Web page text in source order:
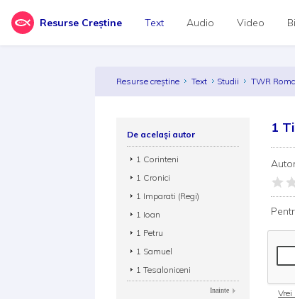
Resurse Creștine Text Audio Video
Resurse creștine Text Studii TWR
1
Vrei
De același autor
1 Corinteni
1 Cronici
1 Imparati (Regi)
1 Ioan
1 Petru
1 Samuel
1 Tesaloniceni
Inainte